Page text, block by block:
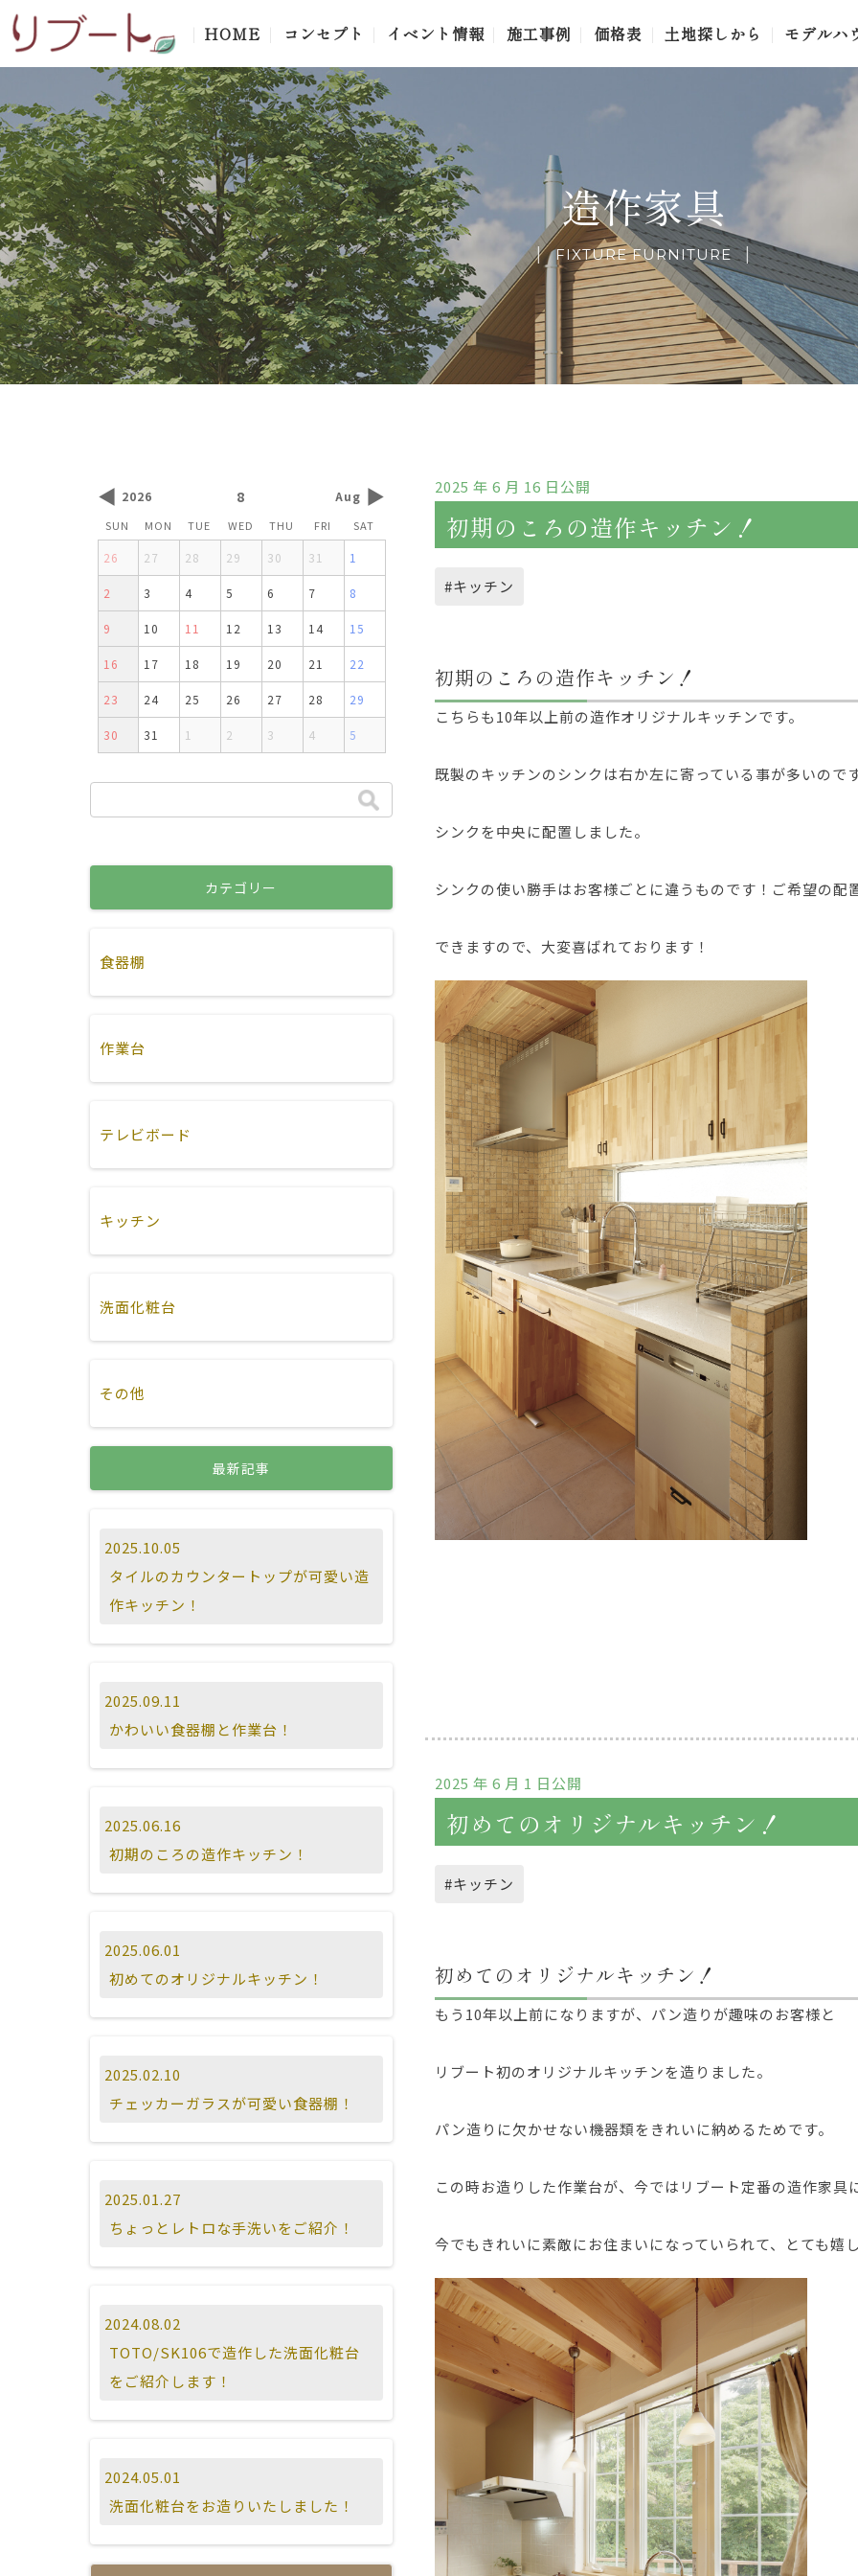
HOME コンセプト イベント情報 施工事例 価格表 土地探しから モデルハ
造作家具
FIXTURE FURNITURE
◀ 2026 8 Aug ▶
SUN MON TUE WED THU FRI SAT
26 27 28 29 30 31 1
2 3 4 5 6 7 8
9 10 11 12 13 14 15
16 17 18 19 20 21 22
23 24 25 26 27 28 29
30 31 1 2 3 4 5
カテゴリー
食器棚
作業台
テレビボード
キッチン
洗面化粧台
その他
最新記事
2025.10.05
タイルのカウンタートップが可愛い造
作キッチン！
2025.09.11
かわいい食器棚と作業台！
2025.06.16
初期のころの造作キッチン！
2025.06.01
初めてのオリジナルキッチン！
2025.02.10
チェッカーガラスが可愛い食器棚！
2025.01.27
ちょっとレトロな手洗いをご紹介！
2024.08.02
TOTO/SK106で造作した洗面化粧台
をご紹介します！
2024.05.01
洗面化粧台をお造りいたしました！
2025 年 6 月 16 日公開
初期のころの造作キッチン！
#キッチン
初期のころの造作キッチン！
こちらも10年以上前の造作オリジナルキッチンです。
既製のキッチンのシンクは右か左に寄っている事が多いので
シンクを中央に配置しました。
シンクの使い勝手はお客様ごとに違うものです！ご希望の配
できますので、大変喜ばれております！
2025 年 6 月 1 日公開
初めてのオリジナルキッチン！
#キッチン
初めてのオリジナルキッチン！
もう10年以上前になりますが、パン造りが趣味のお客様と
リブート初のオリジナルキッチンを造りました。
パン造りに欠かせない機器類をきれいに納めるためです。
この時お造りした作業台が、今ではリブート定番の造作家具
今でもきれいに素敵にお住まいになっていられて、とても嬉